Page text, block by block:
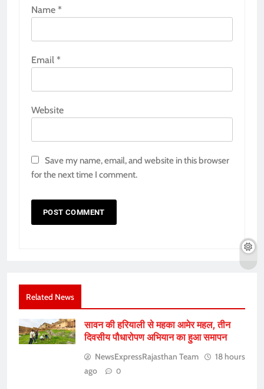
Name *
Email *
Website
Save my name, email, and website in this browser
for the next time I comment.
Related News
सावन की हरियाली से महका आमेर महल, तीन
दिवसीय पौधारोपण अभियान का हुआ समापन
NewsExpressRajasthan Team
18 hours
ago
0